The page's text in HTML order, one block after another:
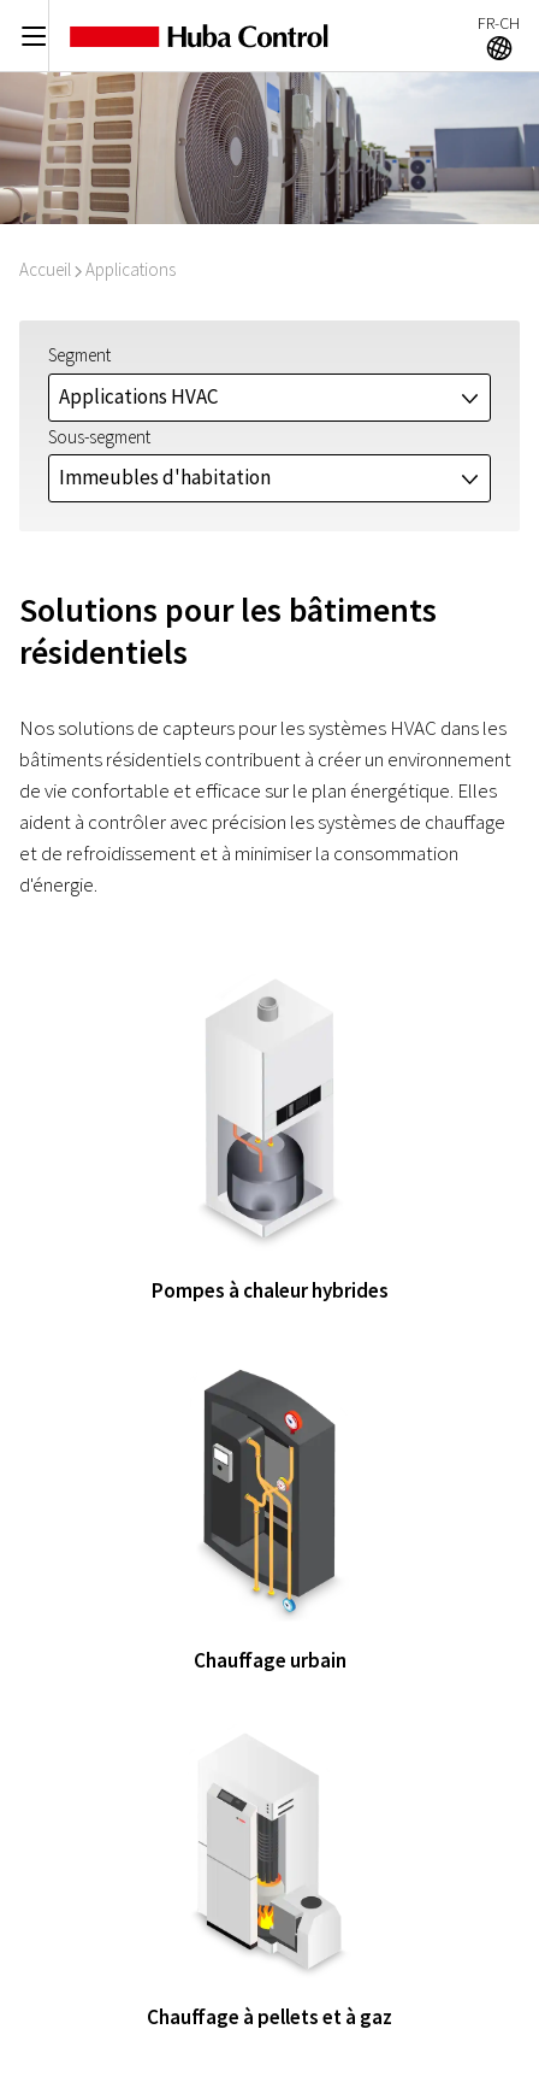
C FR-CH
A
Accueil I Applications
Segment
Applications HVAC J
Sous-segment
Immeubles d'habitation J
Solutions pour les bâtiments
résidentiels
Nos solutions de capteurs pour les systèmes HVAC dans les
bâtiments résidentiels contribuent à créer un environnement
de vie confortable et efficace sur le plan énergétique. Elles
aident à contrôler avec précision les systèmes de chauffage
et de refroidissement et à minimiser la consommation
d'énergie.
Pompes à chaleur hybrides
Chauffage urbain
Chauffage à pellets et à gaz